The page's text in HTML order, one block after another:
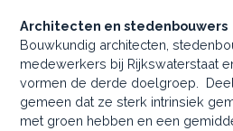
Architecten en stedenbouwers
Bouwkundig architecten,
medewerkers bij Rijkswaterstaat
vormen de derde doelgroep.
gemeen dat ze sterk intrinsiek
met groen hebben en een